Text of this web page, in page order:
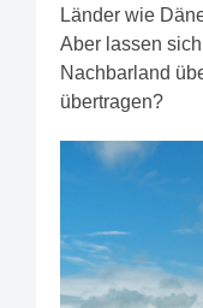
Länder wie
Aber lassen
Nachbarland
übertragen?